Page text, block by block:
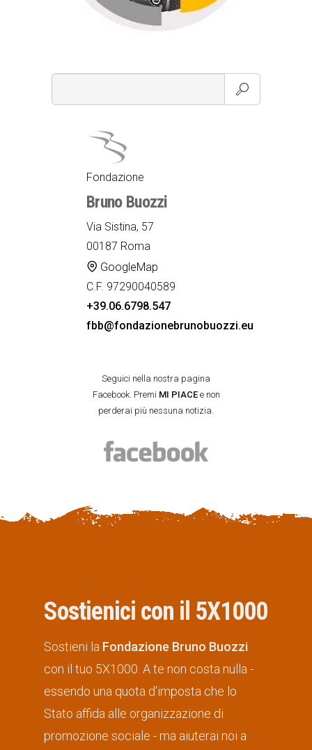
Fondazione
Bruno Buozzi
Via Sistina, 57
00187 Roma
GoogleMap
C.F. 97290040589
+39.06.6798.547
fbb@fondazionebrunobuozzi.eu
Seguici nella nostra pagina
Facebook. Premi MI PIACEe non
perderai più nessuna notizia.
Sostienici con il 5X1000
Sostieni la Fondazione Bruno Buozzi
con il tuo 5X1000. A te non costa nulla -
essendo una quota d'imposta che lo
Stato affida alle organizzazione di
promozione sociale - ma aiuterai noi a